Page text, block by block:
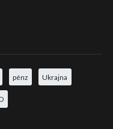
pénz Ukrajna